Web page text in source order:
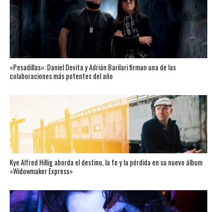
«Pesadillas»: Daniel Devita y Adrián Barilari firman una de las
colaboraciones más potentes del año
Kye Alfred Hillig aborda el destino, la fe y la pérdida en su nuevo álbum
«Widowmaker Express»